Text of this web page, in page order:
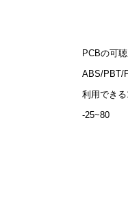
PCBの可
ABS/PBT/
利用でき
-25~80